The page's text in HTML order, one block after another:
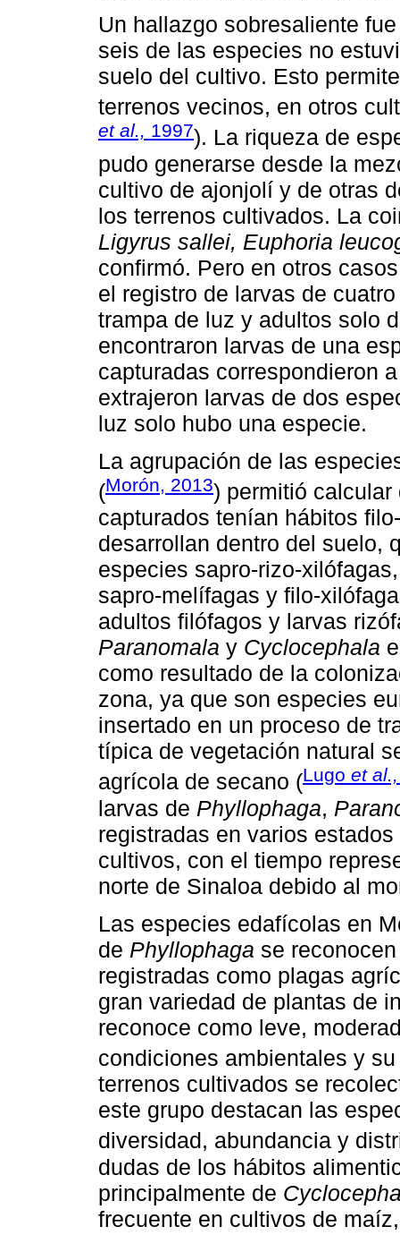
Un hallazgo sobresaliente
seis de las especies no
suelo del cultivo. Esto
terrenos vecinos, en otros
et al., 1997). La riqueza de
pudo generarse desde la
cultivo de ajonjolí y de otras
los terrenos cultivados. La
Ligyrus sallei, Euphoria
confirmó. Pero en otros
el registro de larvas de
trampa de luz y adultos solo
encontraron larvas de una
capturadas correspondieron
extrajeron larvas de dos
luz solo hubo una especie.
La agrupación de las
(Morón, 2013) permitió
capturados tenían hábitos
desarrollan dentro del suelo,
especies sapro-rizo-
sapro-melífagas y filo-
adultos filófagos y larvas
Paranomala y Cyclocephala
como resultado de la
zona, ya que son especies
insertado en un proceso de
típica de vegetación natural
agrícola de secano (Lugo et al.,
larvas de Phyllophaga,
registradas en varios
cultivos, con el tiempo
norte de Sinaloa debido al
Las especies edafícolas en
de Phyllophaga se
registradas como plagas
gran variedad de plantas de
reconoce como leve,
condiciones ambientales y
terrenos cultivados se
este grupo destacan las
diversidad, abundancia y
dudas de los hábitos
principalmente de
frecuente en cultivos de